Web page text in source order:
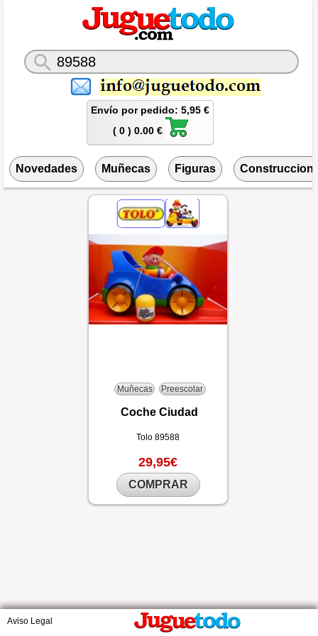
Envío por pedido: 5,95 €
( 0 ) 0.00 €
Novedades Muñecas Figuras
Muñecas Preescolar
Coche Ciudad
Tolo 89588
29,95€
COMPRAR
Aviso Legal